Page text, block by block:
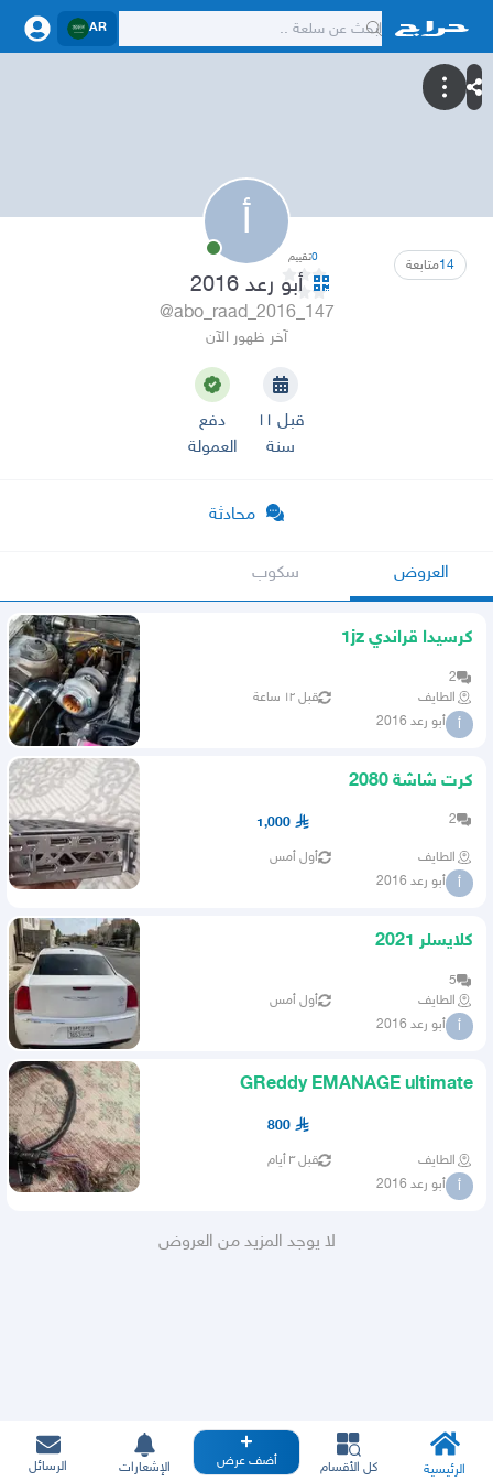
AR
أ
14متابعة 0تقييم
أبو رعد 2016
@abo_raad_2016_147
آخر ظهور الآن
قبل ١١
سنة
دفع
العمولة
محادثة
العروض سكوب
كرسيدا قراندي 1jz
2
الطايف
قبل ١٢ ساعة
أ أبو رعد 2016
كرت شاشة 2080
2
1,000
الطايف أول أمس
أ أبو رعد 2016
كلايسلر 2021
5
الطايف
أول أمس
أ أبو رعد 2016
GReddy EMANAGE ultimate
800
الطايف قبل ٣ أيام
أ أبو رعد 2016
لا يوجد المزيد من العروض
الرئيسية كل الأقسام أضف عرض الإشعارات الرسائل